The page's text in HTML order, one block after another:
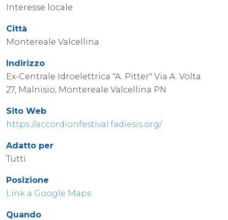
Interesse locale
Città
Montereale Valcellina
Indirizzo
Ex-Centrale Idroelettrica "A. Pitter" Via A. Volta
27, Malnisio, Montereale Valcellina PN
Sito Web
https://accordionfestival.fadiesis.org/
Adatto per
Tutti
Posizione
Link a Google Maps
Quando